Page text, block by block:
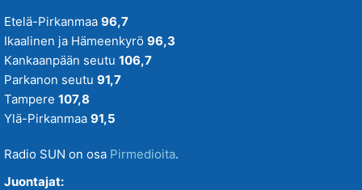
Etelä-Pirkanmaa 96,7
Ikaalinen ja Hämeenkyrö 96,3
Kankaanpään seutu 106,7
Parkanon seutu 91,7
Tampere 107,8
Ylä-Pirkanmaa 91,5
Radio SUN on osa Pirmedioita.
Juontajat: